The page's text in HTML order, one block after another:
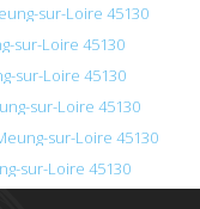
sur-Loire 45130
sur-Loire 45130
sur-Loire 45130
sur-Loire 45130
sur-Loire 45130
sur-Loire 45130